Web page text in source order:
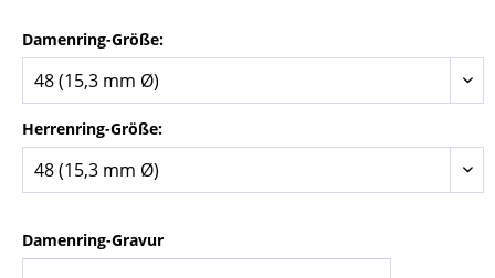
Damenring-Größe:
Herrenring-Größe:
Damenring-Gravur